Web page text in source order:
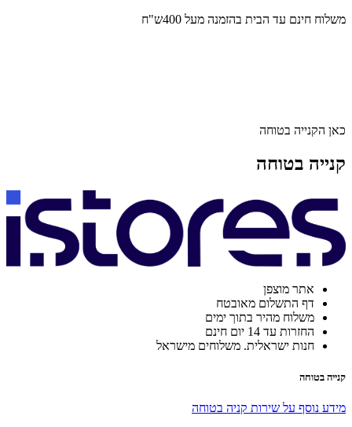
משלוח חינם עד הבית בהזמנה מעל 400ש"ח
כאן הקנייה בטוחה
קנייה בטוחה
אתר מוצפן
דף התשלום מאובטח
משלוח מהיר בתוך ימים
החזרות עד 14 יום חינם
חנות ישראלית. משלוחים מישראל
קנייה בטוחה
מידע נוסף על שירות קניה בטוחה